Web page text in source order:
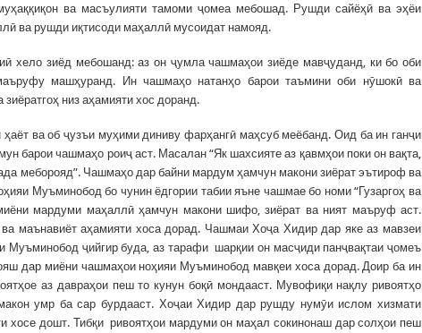
ва масъулияти тамоми ҷомеа мебошад. Рушди сайёҳӣ ва эҳёи
ва рушди иқтисоди маҳаллӣ мусоидат намояд.
хело зиёд мебошанд: аз он ҷумла чашмаҳои зиёде мавҷуданд, ки бо оби
машҳуранд. Ин чашмаҳо натанҳо барои таъмини оби нӯшокӣ ва
низ аҳамияти хос доранд.
ва об ҷузъи муҳими диниву фарҳангӣ маҳсуб меёбанд. Оид ба ин ганҷи
барои чашмаҳо роиҷ аст. Масалан “Як шахсияте аз қавмҳои поки он вақта,
меборояд”. Чашмаҳо дар байни мардум ҳамчун макони зиёрат эътироф ва
Муъминобод бо чунин ёдгории табии яъне чашмае бо номи “Гузаргоҳ ва
мардуми маҳаллӣ ҳамчун макони шифо, зиёрат ва ният маъруф аст.
маънавиёт аҳамияти хоса дорад. Чашмаи Хоҷа Хидир дар яке аз мавзеи
Муъминобод ҷийгир буда, аз тарафи шарқии он масҷиди панҷвақтаи ҷомеъ
дар миёни чашмаҳои ноҳияи Муъминобод мавқеи хоса дорад. Доир ба ин
аз давраҳои пеш то кунун боқӣ мондааст. Мувофиқи нақлу ривоятҳо
умр ба сар бурдааст. Хоҷаи Хидир дар рушду нумӯи ислом хизмати
хосе дошт. Тибқи ривоятҳои мардуми он маҳал сокинонаш дар солҳои пеш